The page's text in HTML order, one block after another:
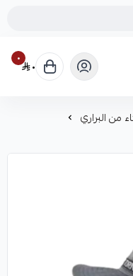
٠ ٠
من البراري